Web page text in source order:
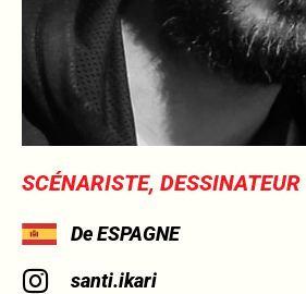
SCÉNARISTE, DESSINATEUR
De ESPAGNE
santi.ikari